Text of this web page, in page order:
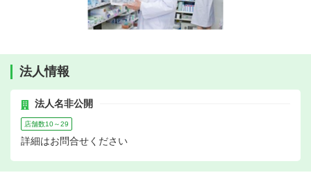
法人情報
法人名非公開
店舗数10～29
詳細はお問合せください